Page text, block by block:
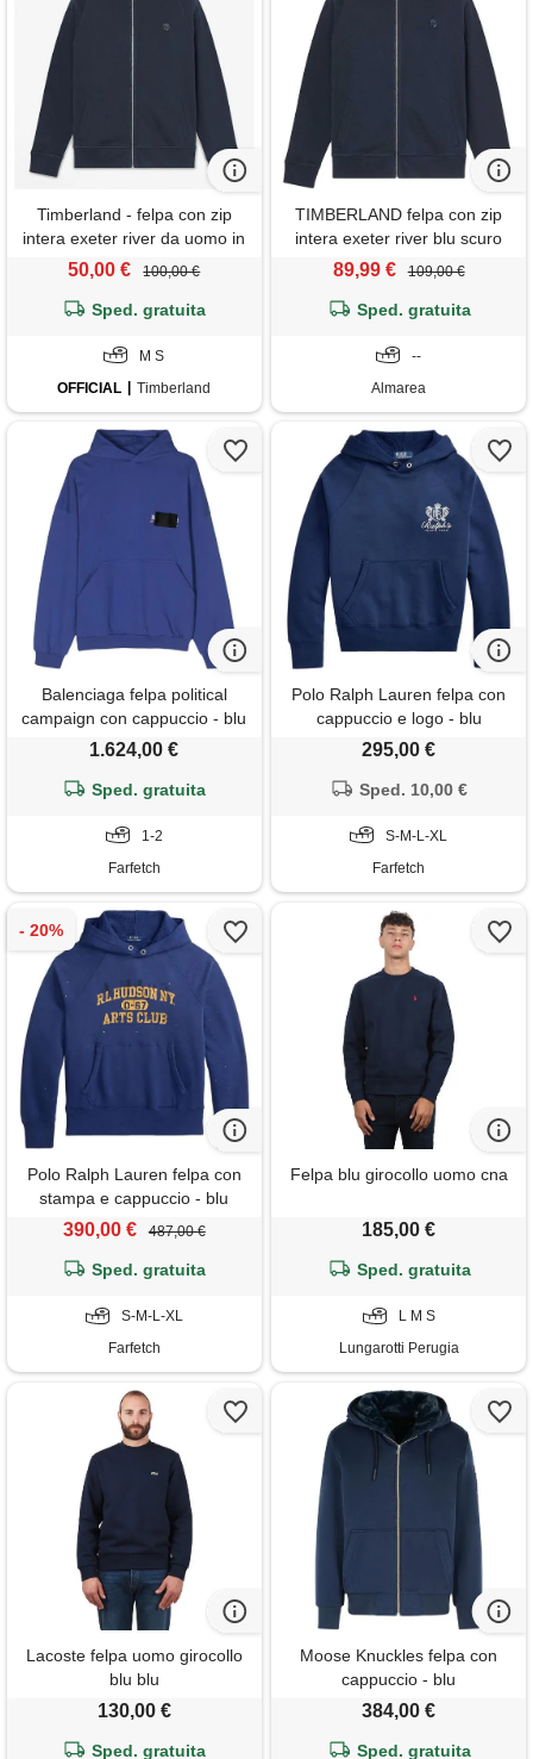
Timberland - felpa con zip
intera exeter river da uomo in
blu scuro, uomo, blu, taglia: m
50,00 € 100,00 €
Sped. gratuita
M S
OFFICIAL
Timberland
TIMBERLAND felpa con zip
intera exeter river blu scuro
89,99 € 109,00 €
Sped. gratuita
--
Almarea
Balenciaga felpa political
campaign con cappuccio - blu
1.624,00 €
Sped. gratuita
1-2
Farfetch
Polo Ralph Lauren felpa con
cappuccio e logo - blu
295,00 €
Sped. 10,00 €
S-M-L-XL
Farfetch
Polo Ralph Lauren felpa con
stampa e cappuccio - blu
390,00 € 487,00 €
Sped. gratuita
S-M-L-XL
Farfetch
Felpa blu girocollo uomo cna
185,00 €
Sped. gratuita
L M S
Lungarotti Perugia
Lacoste felpa uomo girocollo
blu blu
130,00 €
Sped. gratuita
Moose Knuckles felpa con
cappuccio - blu
384,00 €
Sped. gratuita